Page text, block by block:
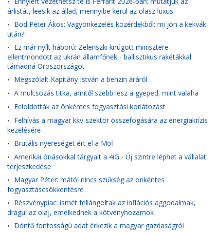
árlistát, leesik az állad, mennyibe kerül az olasz luxus
• Bod Péter Ákos: Vagyonkezelés közérdekből: mi jön a kekvák
után?
• Ez már nyílt háború: Zelenszki kirúgott minisztere
ellentmondott az ukrán államfőnek - ballisztikus rakétákkal
támadná Oroszországot
• Megszólalt Kapitány István a benzin áráról
• A mulcsozás titka, amitől szebb lesz a gyeped, mint valaha
• Feloldották az önkéntes fogyasztási korlátozást
• Felhívás a magyar kkv-szektor összefogására az energiakrízis
kezelésére
• Brutális nyereséget ért el a Mol
• Amerikai óriásokkal tárgyalt a 4iG - Új szintre léphet a vállalat
terjeszkedése
• Magyar Péter: mától nincs szükség az önkéntes
fogyasztáscsökkentésre
• Részvénypiac: ismét fellángoltak az inflációs aggodalmak,
drágul az olaj, emelkednek a kötvényhozamok
• Döntő fontosságú adat érkezik a magyar gazdaságról